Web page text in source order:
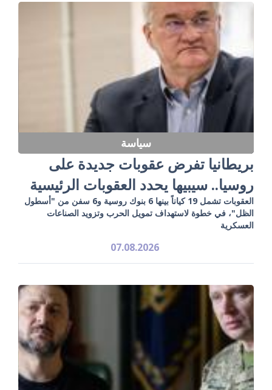
سياسة
بريطانيا تفرض عقوبات جديدة على
روسيا.. سيبيها يحدد العقوبات الرئيسية
العقوبات تشمل 19 كياناً بينها 6 بنوك روسية و6 سفن من "أسطول
الظل"، في خطوة لاستهداف تمويل الحرب وتزويد الصناعات
العسكرية
07.08.2026